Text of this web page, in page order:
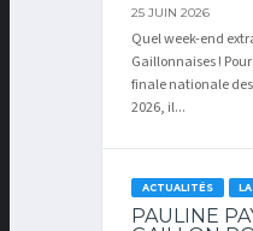
25 JUIN 2026
Quel week-end
Gaillonnaises !
finale nationale
2026, il...
ACTUALITÉS
PAULINE